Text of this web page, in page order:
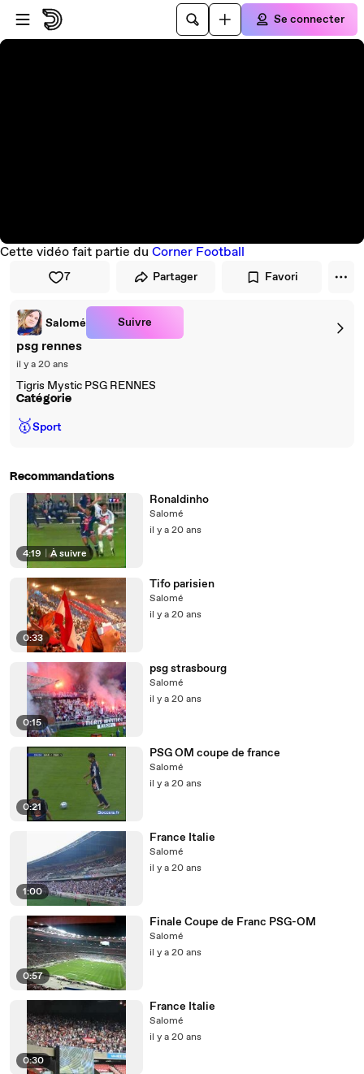
Passer au player
Passer au contenu principal
Se connecter
Cette vidéo fait partie du Corner Football
7 Partager Favori
Salomé Suivre
psg rennes
il y a 20 ans
Tigris Mystic PSG RENNES
Catégorie
🥇Sport
Recommandations
4:19 À suivre
Ronaldinho
Salomé
il y a 20 ans
0:33
Tifo parisien
Salomé
il y a 20 ans
0:15
psg strasbourg
Salomé
il y a 20 ans
0:21
PSG OM coupe de france
Salomé
il y a 20 ans
1:00
France Italie
Salomé
il y a 20 ans
0:57
Finale Coupe de Franc PSG-OM
Salomé
il y a 20 ans
0:30
France Italie
Salomé
il y a 20 ans